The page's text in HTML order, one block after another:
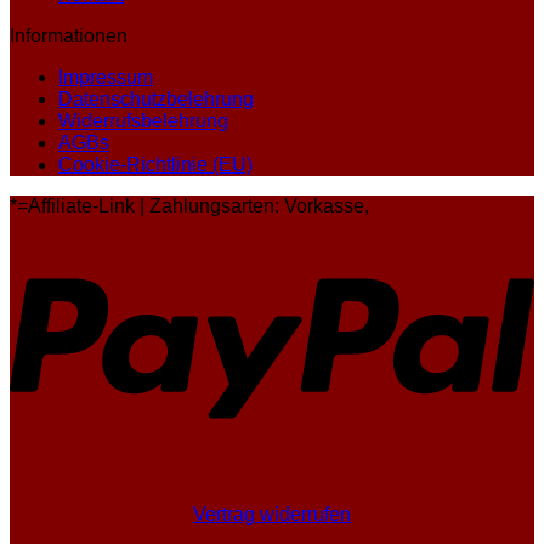
Informationen
Impressum
Datenschutzbelehrung
Widerrufsbelehrung
AGBs
Cookie-Richtlinie (EU)
*=Affiliate-Link | Zahlungsarten: Vorkasse,
Vertrag widerrufen